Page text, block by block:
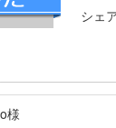
シェ
様